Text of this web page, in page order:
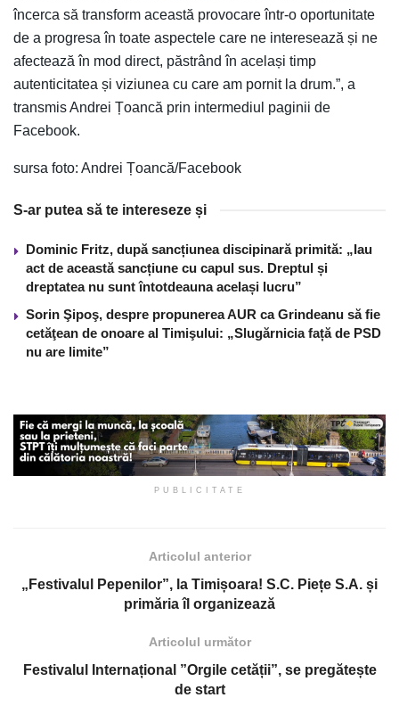
încerca să transform această provocare într-o oportunitate
de a progresa în toate aspectele care ne interesează și ne
afectează în mod direct, păstrând în același timp
autenticitatea și viziunea cu care am pornit la drum.”, a
transmis Andrei Țoancă prin intermediul paginii de
Facebook.
sursa foto: Andrei Țoancă/Facebook
S-ar putea să te intereseze și
Dominic Fritz, după sancțiunea discipinară primită: „Iau
act de această sancțiune cu capul sus. Dreptul și
dreptatea nu sunt întotdeauna același lucru”
Sorin Şipoş, despre propunerea AUR ca Grindeanu să fie
cetăţean de onoare al Timişului: „Slugărnicia față de PSD
nu are limite”
PUBLICITATE
Articolul anterior
„Festivalul Pepenilor”, la Timișoara! S.C. Piețe S.A. și
primăria îl organizează
Articolul următor
Festivalul Internațional ”Orgile cetății”, se pregătește
de start